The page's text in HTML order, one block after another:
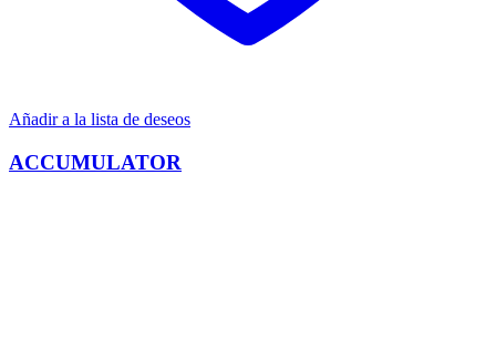
Añadir a la lista de deseos
ACCUMULATOR